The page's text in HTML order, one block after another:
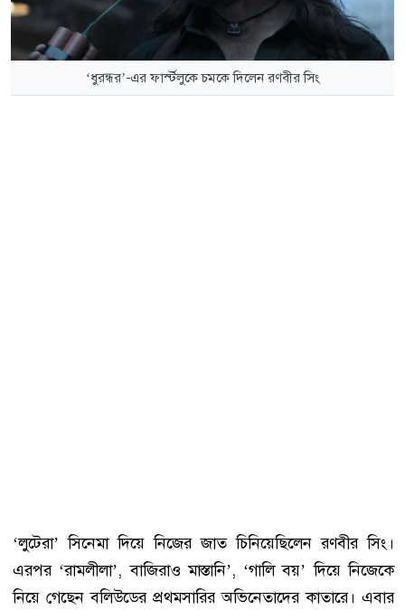
‘ধুরন্ধর’-এর ফার্স্টলুকে চমকে দিলেন রণবীর সিং
‘লুটেরা’ সিনেমা দিয়ে নিজের জাত চিনিয়েছিলেন রণবীর সিং।
এরপর ‘রামলীলা’, বাজিরাও মাস্তানি’, ‘গালি বয়’ দিয়ে নিজেকে
নিয়ে গেছেন বলিউডের প্রথমসারির অভিনেতাদের কাতারে। এবার